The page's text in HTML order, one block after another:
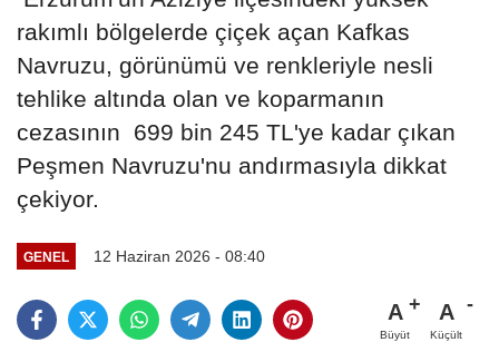
rakımlı bölgelerde çiçek açan Kafkas
Navruzu, görünümü ve renkleriyle nesli
tehlike altında olan ve koparmanın
cezasının 699 bin 245 TL'ye kadar çıkan
Peşmen Navruzu'nu andırmasıyla dikkat
çekiyor.
GENEL 12 Haziran 2026 - 08:40
A
Büyüt
A
Küçült